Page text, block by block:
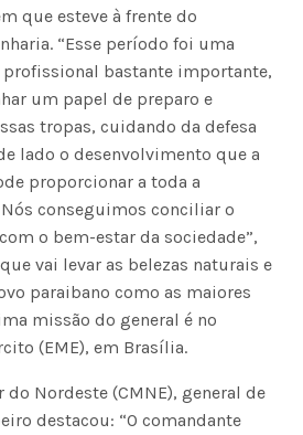
que esteve à frente do
“Esse período foi uma
profissional bastante importante,
um papel de preparo e
tropas, cuidando da defesa
lado o desenvolvimento que a
proporcionar a toda a
conseguimos conciliar o
o bem-estar da sociedade”,
vai levar as belezas naturais e
paraibano como as maiores
missão do general é no
(EME), em Brasília.
Nordeste (CMNE), general de
destacou: “O comandante